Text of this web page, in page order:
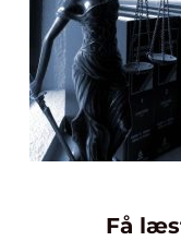
Få